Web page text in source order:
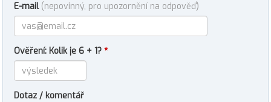
E-mail (nepovinný, pro upozornění na odpověď)
Ověření: Kolik je 6 + 1? *
Dotaz / komentář